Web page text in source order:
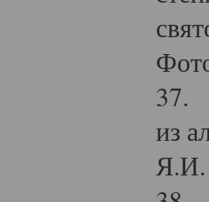
37.
из
Я.И.